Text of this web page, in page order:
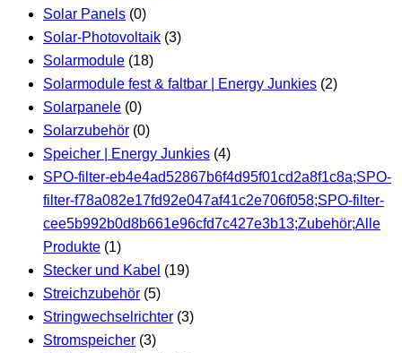
Solar Panels (0)
Solar-Photovoltaik (3)
Solarmodule (18)
Solarmodule fest & faltbar | Energy Junkies (2)
Solarpanele (0)
Solarzubehör (0)
Speicher | Energy Junkies (4)
SPO-filter-eb4e4ad52867b6f4d95f01cd2a8f1c8a;SPO-
filter-f78a082e17fd92e047af41c2e706f058;SPO-filter-
cee5b992b0d8b661e96cfd7c427e3b13;Zubehör;Alle
Produkte (1)
Stecker und Kabel (19)
Streichzubehör (5)
Stringwechselrichter (3)
Stromspeicher (3)